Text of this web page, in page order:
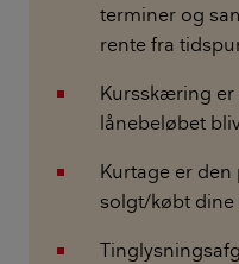
terminer og
rente fra
Kursskæring er
lånebeløbet
Kurtage er den
solgt/købt